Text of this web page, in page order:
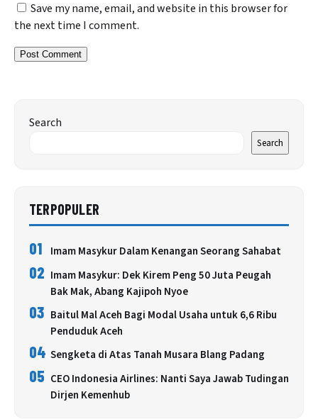
Save my name, email, and website in this browser for
the next time I comment.
Search
Search
TERPOPULER
01 Imam Masykur Dalam Kenangan Seorang Sahabat
02 Imam Masykur: Dek Kirem Peng 50 Juta Peugah
Bak Mak, Abang Kajipoh Nyoe
03 Baitul Mal Aceh Bagi Modal Usaha untuk 6,6 Ribu
Penduduk Aceh
04 Sengketa di Atas Tanah Musara Blang Padang
05 CEO Indonesia Airlines: Nanti Saya Jawab Tudingan
Dirjen Kemenhub